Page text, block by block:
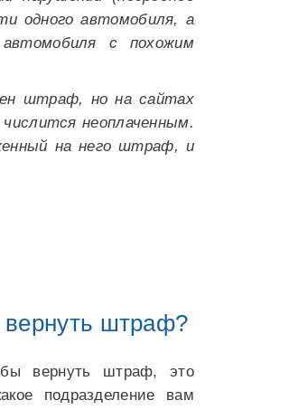
одного автомобиля, а
с похожим
штраф, но на сайтах
неоплаченным.
на него штраф, и
вернуть штраф?
вернуть штраф, это
подразделение вам